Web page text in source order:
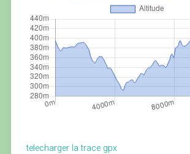
telecharger la trace gpx